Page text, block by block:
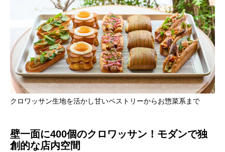
クロワッサン生地を活かし甘いペストリーからお惣菜系まで
壁一面に400個のクロワッサン！モダンで独
創的な店内空間